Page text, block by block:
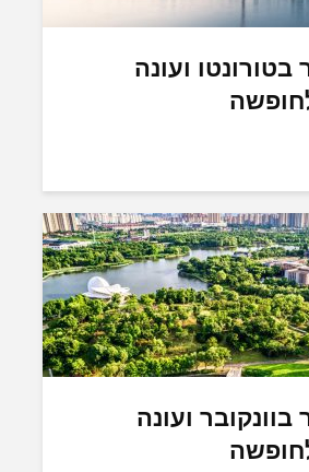
בטורונטו ועונה
בוונקובר ועונה